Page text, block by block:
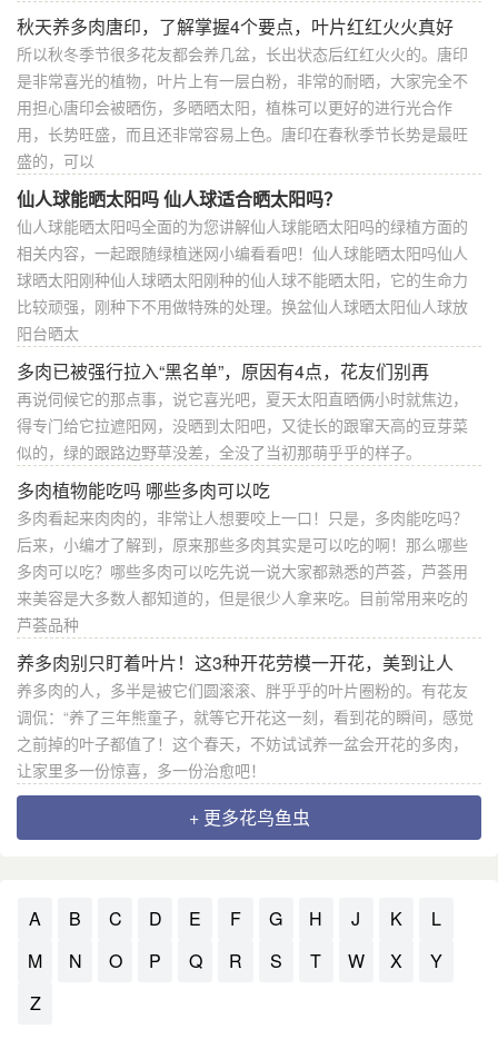
秋天养多肉唐印，了解掌握4个要点，叶片红红火火真好
所以秋冬季节很多花友都会养几盆，长出状态后红红火火的。唐印
是非常喜光的植物，叶片上有一层白粉，非常的耐晒，大家完全不
用担心唐印会被晒伤，多晒晒太阳，植株可以更好的进行光合作
用，长势旺盛，而且还非常容易上色。唐印在春秋季节长势是最旺
盛的，可以
仙人球能晒太阳吗 仙人球适合晒太阳吗？
仙人球能晒太阳吗全面的为您讲解仙人球能晒太阳吗的绿植方面的
相关内容，一起跟随绿植迷网小编看看吧！仙人球能晒太阳吗仙人
球晒太阳刚种仙人球晒太阳刚种的仙人球不能晒太阳，它的生命力
比较顽强，刚种下不用做特殊的处理。换盆仙人球晒太阳仙人球放
阳台晒太
多肉已被强行拉入“黑名单”，原因有4点，花友们别再
再说伺候它的那点事，说它喜光吧，夏天太阳直晒俩小时就焦边，
得专门给它拉遮阳网，没晒到太阳吧，又徒长的跟窜天高的豆芽菜
似的，绿的跟路边野草没差，全没了当初那萌乎乎的样子。
多肉植物能吃吗 哪些多肉可以吃
多肉看起来肉肉的，非常让人想要咬上一口！只是，多肉能吃吗？
后来，小编才了解到，原来那些多肉其实是可以吃的啊！那么哪些
多肉可以吃？哪些多肉可以吃先说一说大家都熟悉的芦荟，芦荟用
来美容是大多数人都知道的，但是很少人拿来吃。目前常用来吃的
芦荟品种
养多肉别只盯着叶片！这3种开花劳模一开花，美到让人
养多肉的人，多半是被它们圆滚滚、胖乎乎的叶片圈粉的。有花友
调侃：“养了三年熊童子，就等它开花这一刻，看到花的瞬间，感觉
之前掉的叶子都值了！这个春天，不妨试试养一盆会开花的多肉，
让家里多一份惊喜，多一份治愈吧！
+ 更多花鸟鱼虫
A B C D E F G H J K
L
M
N O P Q R S T W X
Y
Z